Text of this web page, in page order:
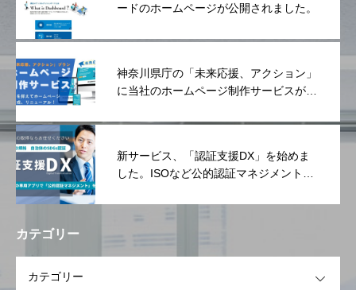
ードのホームページが公開されました。
神奈川県庁の「未来応援、アクション」
に当社のホームページ制作サービスが登
新サービス、「認証支援DX」を始めま
した。ISOなど公的認証マネジメントを
カテゴリー